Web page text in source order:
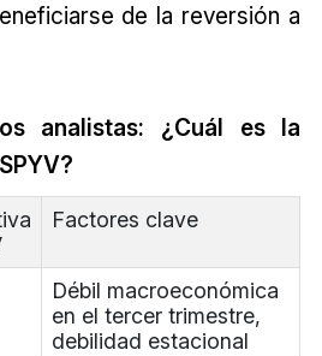
de la reversión a
analistas: ¿Cuál es la
Factores clave
Débil macroeconómica
en el tercer trimestre,
debilidad estacional